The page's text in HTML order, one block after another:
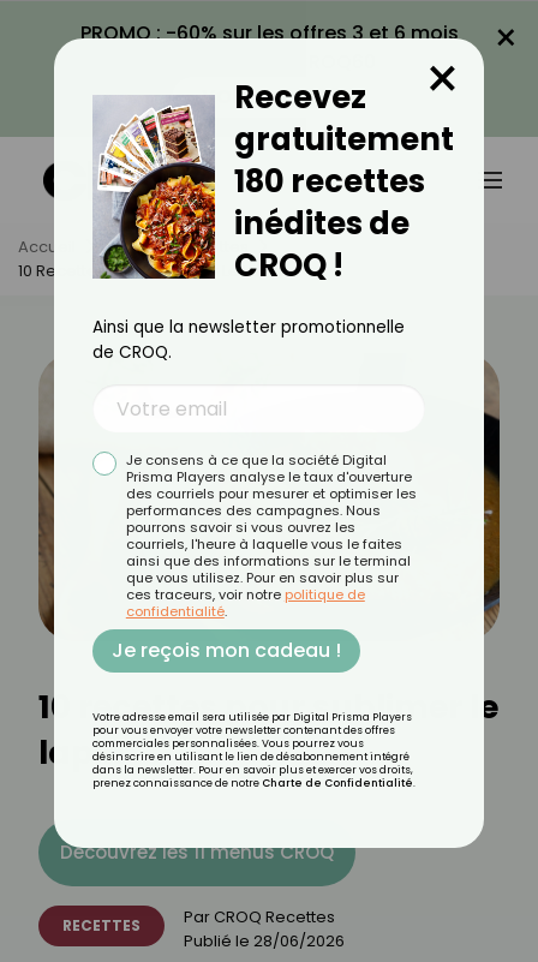
PROMO : -60% sur les offres 3 et 6 mois
VOIR LA PROMO
×
Accueil Actus
Recettes
10 Recettes Pour Sublimer Le Lapin
10 recettes pour sublimer le
lapin
Découvrez les 11 menus CROQ
RECETTES Par CROQ Recettes
Publié le 28/06/2026
Recevez
gratuitement
180 recettes
inédites de
CROQ !
×
Ainsi que la newsletter promotionnelle
de CROQ.
Je consens à ce que la société Digital
Prisma Players analyse le taux d'ouverture
des courriels pour mesurer et optimiser les
performances des campagnes. Nous
pourrons savoir si vous ouvrez les
courriels, l'heure à laquelle vous le faites
ainsi que des informations sur le terminal
que vous utilisez. Pour en savoir plus sur
ces traceurs, voir notre politique de
confidentialité.
Je reçois mon cadeau !
Votre adresse email sera utilisée par Digital Prisma Players
pour vous envoyer votre newsletter contenant des offres
commerciales personnalisées. Vous pourrez vous
désinscrire en utilisant le lien de désabonnement intégré
dans la newsletter. Pour en savoir plus et exercer vos droits,
prenez connaissance de notre Charte de Confidentialité.